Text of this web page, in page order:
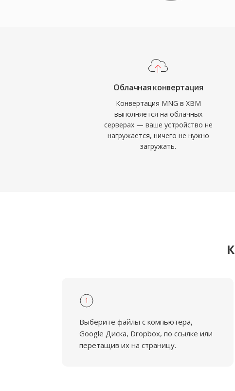
Облачная конвертация
Конвертация MNG в XBM
выполняется на облачных
серверах — ваше устройство не
нагружается, ничего не нужно
загружать.
1
Выберите файлы с компьютера,
Google Диска, Dropbox, по ссылке или
перетащив их на страницу.